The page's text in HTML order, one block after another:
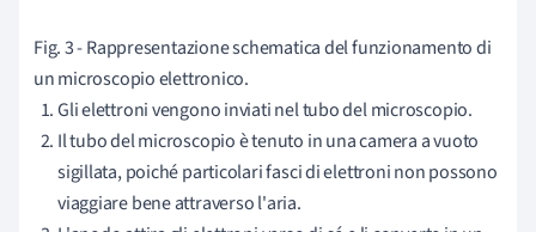
Fig. 3 - Rappresentazione schematica del funzionamento di
un microscopio elettronico.
Gli elettroni vengono inviati nel tubo del microscopio.
Il tubo del microscopio è tenuto in una camera a vuoto
sigillata, poiché particolari fasci di elettroni non possono
viaggiare bene attraverso l'aria.